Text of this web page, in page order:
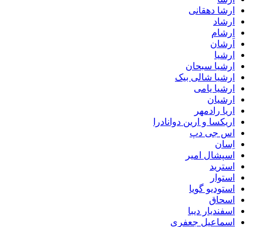
ارشا دهقانی
ارشاد
ارشام
اَرشان
ارشیا
ارشیا سبحان
ارشیا شالی بیک
ارشیا یامی
ارشیان
اریا رادمهر
اریکسا و ارین دوانادرا
اس جی دپ
اِسان
اسپشال امیر
استرید
استوار
استودیو گویا
اسحاق
اسفندیار دیبا
اسماعیل جعفری